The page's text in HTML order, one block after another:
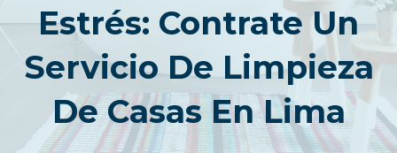
Estrés: Contrate Un
Servicio De Limpieza
De Casas En Lima